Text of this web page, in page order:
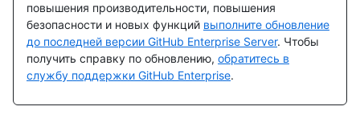
повышения производительности, повышения
безопасности и новых функций выполните обновление
до последней версии GitHub Enterprise Server. Чтобы
получить справку по обновлению, обратитесь в
службу поддержки GitHub Enterprise.